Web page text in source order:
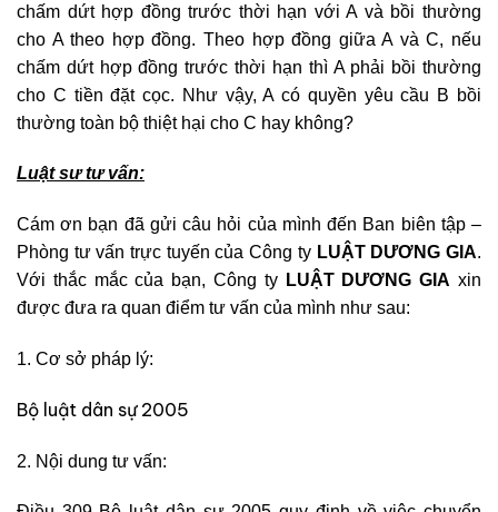
chấm dứt hợp đồng trước thời hạn với A và bồi thường
cho A theo hợp đồng. Theo hợp đồng giữa A và C, nếu
chấm dứt hợp đồng trước thời hạn thì A phải bồi thường
cho C tiền đặt cọc. Như vậy, A có quyền yêu cầu B bồi
thường toàn bộ thiệt hại cho C hay không?
Luật sư tư vấn:
Cám ơn bạn đã gửi câu hỏi của mình đến Ban biên tập –
Phòng tư vấn trực tuyến của Công ty LUẬT DƯƠNG GIA.
Với thắc mắc của bạn, Công ty LUẬT DƯƠNG GIA xin
được đưa ra quan điểm tư vấn của mình như sau:
1. Cơ sở pháp lý:
Bộ luật dân sự 2005
2. Nội dung tư vấn: